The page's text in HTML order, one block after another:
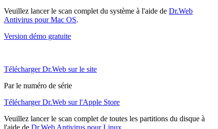
Veuillez lancer le scan complet du système à l'aide de Dr.Web
Antivirus pour Mac OS.
Version démo gratuite
Télécharger Dr.Web sur le site
Par le numéro de série
Télécharger Dr.Web sur l'Apple Store
Veuillez lancer le scan complet de toutes les partitions du disque à
l'aide de Dr.Web Antivirus pour Linux.